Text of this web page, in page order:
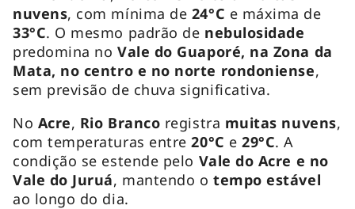
nuvens, com mínima de 24°C e máxima de
33°C. O mesmo padrão de nebulosidade
predomina noVale do Guaporé, na Zona da
Mata, no centro e no norte rondoniense,
sem previsão de chuva significativa.
No Acre, Rio Branco registra muitas nuvens,
com temperaturas entre20°C e29°C. A
condição se estende pelo Vale do Acre e no
Vale do Juruá, mantendo otempo estável
ao longo do dia.